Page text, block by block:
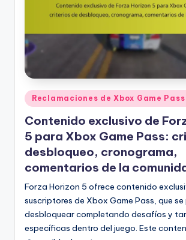
Posted
in
Reclamaciones de Xbox Game
Contenido exclusivo de
5 para Xbox Game Pass:
desbloqueo, cronograma,
comentarios de la
Forza Horizon 5 ofrece contenido
suscriptores de Xbox Game Pass, que se
desbloquear completando desafíos y
específicas dentro del juego. Este